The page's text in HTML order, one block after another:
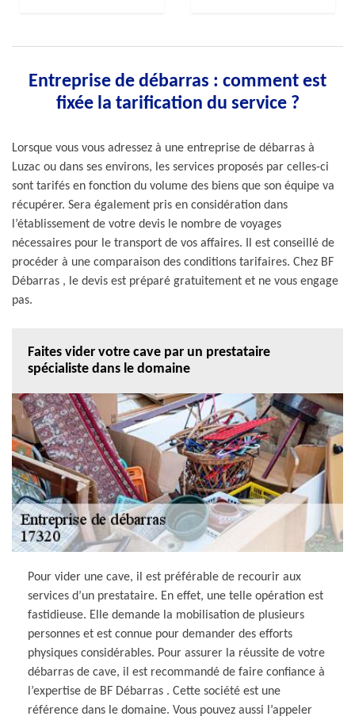
Entreprise de débarras : comment est
fixée la tarification du service ?
Lorsque vous vous adressez à une entreprise de débarras à
Luzac ou dans ses environs, les services proposés par celles-ci
sont tarifés en fonction du volume des biens que son équipe va
récupérer. Sera également pris en considération dans
l’établissement de votre devis le nombre de voyages
nécessaires pour le transport de vos affaires. Il est conseillé de
procéder à une comparaison des conditions tarifaires. Chez BF
Débarras , le devis est préparé gratuitement et ne vous engage
pas.
Faites vider votre cave par un prestataire
spécialiste dans le domaine
Pour vider une cave, il est préférable de recourir aux
services d’un prestataire. En effet, une telle opération est
fastidieuse. Elle demande la mobilisation de plusieurs
personnes et est connue pour demander des efforts
physiques considérables. Pour assurer la réussite de votre
débarras de cave, il est recommandé de faire confiance à
l’expertise de BF Débarras . Cette société est une
référence dans le domaine. Vous pouvez aussi l’appeler